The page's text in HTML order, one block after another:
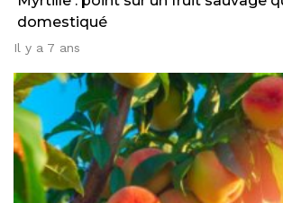
domestiqué
Il y a 7 ans